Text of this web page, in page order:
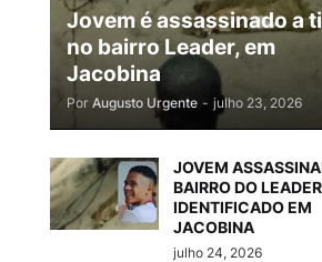
Jovem é assassinado a
no bairro Leader, em
Jacobina
Por Augusto Urgente - julho 23, 2026
JOVEM
BAIRRO DO
IDENTIFICADO EM
JACOBINA
julho 24, 2026